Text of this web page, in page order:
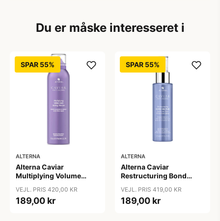
Du er måske interesseret i
SPAR 55%
ALTERNA
Alterna Caviar
Multiplying Volume
VEJL. PRIS 420,00 KR
189,00 kr
SPAR 55%
ALTERNA
Alterna Caviar
Restructuring Bond
Protection Spray, 125 ml
VEJL. PRIS 419,00 KR
189,00 kr